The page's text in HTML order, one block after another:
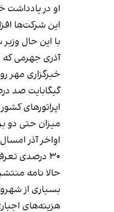
او در یادداشت
این شرکت‌ها افزایش
با این حال
آذری جهرمی که
خبرگزاری مهر
گیگابایت صد
اپراتورهای
میزان حتی دو
اواخر آذر
۳۰ درصدی تعرفه اینترنت و افزایش ۱۰۰ درصدی تعرفه فروش پهنای‌ باند شرکت ارتباطات زیرساخت به اپراتورها را تصویب کند.
حالا نامه منتشر شده از
بسیاری از
هزینه‌های